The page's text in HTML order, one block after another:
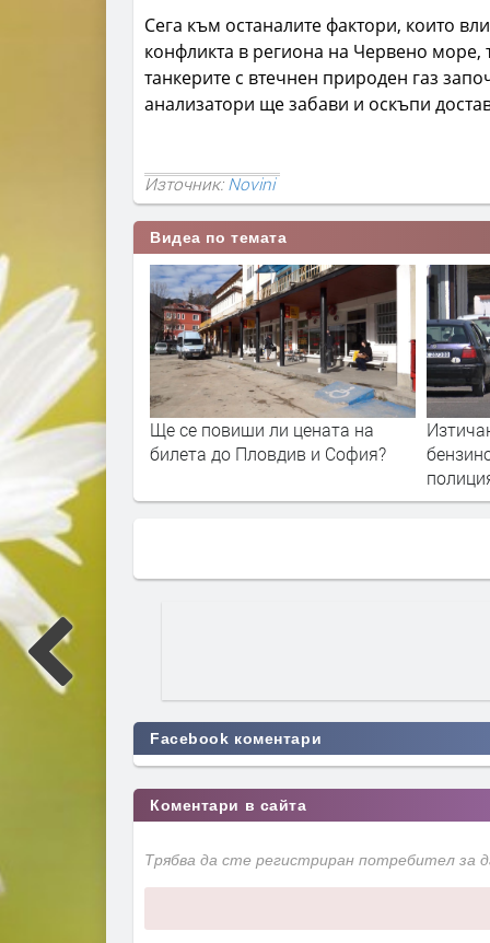
Сега към останалите фактори, които
конфликта в региона на Червено море,
танкерите с втечнен природен газ
анализатори ще забави и оскъпи
Източник:Novini
Видеа по темата
цената на
Изтичане на газ от
бензиностанция вдигна на крак
Цената
Facebook коментари
Коментари в сайта
Трябва да сте регистриран потребител